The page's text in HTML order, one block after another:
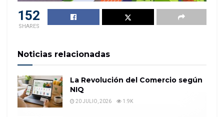
152
SHARES
Noticias relacionadas
La Revolución del Comercio según
NIQ
20 JULIO, 2026 1.9K